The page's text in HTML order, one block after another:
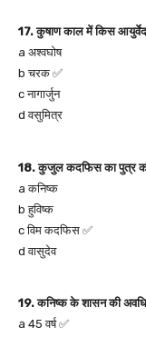
17. कुषाण काल में किस
a अश्वघोष
b चरक ✅
c नागार्जुन
d वसुमित्र
18. कुजुल कदफिस का पुत्र
a कनिष्क
b हुविष्क
c विम कदफिस ✅
d वासुदेव
19. कनिष्क के शासन की अवधि
a 45 वर्ष ✅